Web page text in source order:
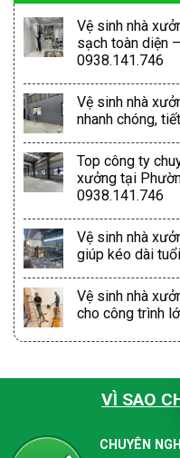
Vệ sinh nhà
sạch toàn diện
0938.141.746
Vệ sinh nhà
nhanh chóng,
Top công ty
xưởng tại
0938.141.746
Vệ sinh nhà
giúp kéo dài
Vệ sinh nhà
cho công trình
VÌ SAO
CHUYÊN